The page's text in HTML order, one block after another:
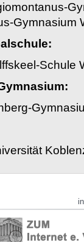
Gymnasium
Schule